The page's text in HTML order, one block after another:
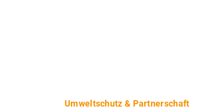
Umweltschutz & Partnerschaft